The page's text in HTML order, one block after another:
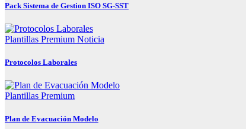
Pack Sistema de Gestion ISO SG-SST
Plantillas Premium Noticia
Protocolos Laborales
Plantillas Premium
Plan de Evacuación Modelo